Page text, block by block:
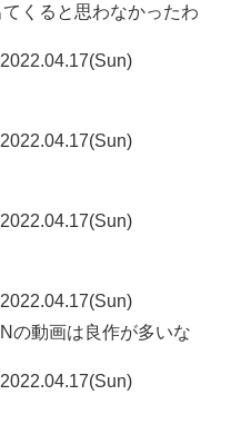
くると思わなかったわ
2022.04.17(Sun)
2022.04.17(Sun)
2022.04.17(Sun)
2022.04.17(Sun)
の動画は良作が多いな
2022.04.17(Sun)